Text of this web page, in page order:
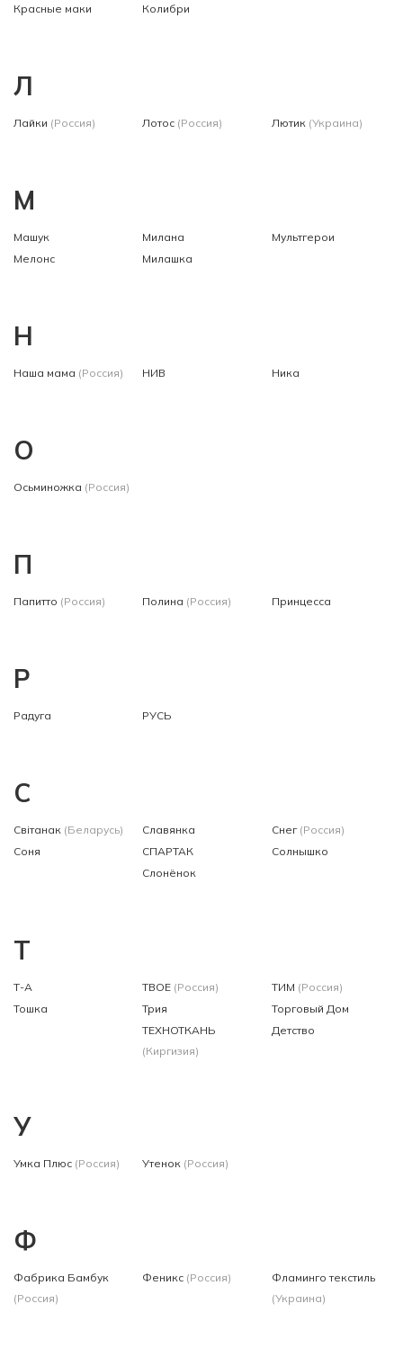
Красные маки Колибри
Л
Лайки (Россия) Лотос (Россия) Лютик (Украина)
М
Машук
Мелонс
Милана
Милашка
Мультгерои
Н
Наша мама (Россия) НИВ Ника
О
Осьминожка (Россия)
П
Папитто (Россия) Полина (Россия) Принцесса
Р
Радуга РУСЬ
С
Свiтанак (Беларусь)
Соня
Славянка
СПАРТАК
Слонёнок
Снег (Россия)
Солнышко
Т
Т-А
Тошка
ТВОЕ (Россия)
Трия
ТЕХНОТКАНЬ
(Киргизия)
ТИМ (Россия)
Торговый Дом
Детство
У
Умка Плюс (Россия) Утенок (Россия)
Ф
Фабрика Бамбук
(Россия)
Феникс (Россия)
Фламинго текстиль
(Украина)